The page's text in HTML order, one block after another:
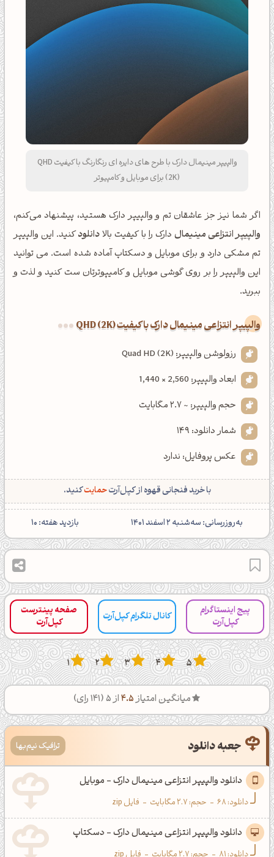
والپیپر مینیمال دارک با طرح های دایره ای رنگارنگ با کیفیت QHD
(2K) برای موبایل و کامپیوتر
اگر شما نیز جز عاشقان تم و والپیپر دارک هستید، پیشنهاد می‌کنم،
والپیپر انتزاعی مینیمال دارک را با کیفیت بالادانلودکنید. این والپیپر
تم مشکی دارد و برای موبایل و دسکتاپ آماده شده است. می توانید
این والپیپر را بر روی گوشی موبایل و کامیپوترتان ست کنید و لذت و
ببرید.
والپیپر انتزاعی مینیمال دارک با کیفیت QHD (2K)
رزولوشن والپیپر: Quad HD (2K)
ابعاد والپیپر: 2,560 × 1,440
حجم والپیپر: ~ 2.7 مگابایت
شمار دانلود: 149
عکس پروفایل: ندارد
با خرید فنجانی قهوه از کپل‌آرتحمایتکنید.
‌به‌روزرسانی: سه‌شنبه 2 اسفند 1401 بازدید هفته: 10
پیج اینستاگرام
کپل‌آرت
کانال تلگرام کپل‌آرت
صفحه پینترست
کپل‌آرت
5
4
3
2
1
میانگین امتیاز4.5از 5 ( 141رای)
جعبه دانلود ترافیک نیم‌بها
دانلود والپیپر انتزاعی مینیمال دارک - موبایل
دانلود:68
- حجم: 2.7 مگابایت - فایل zip
دانلود والپیپر انتزاعی مینیمال دارک - دسکتاپ